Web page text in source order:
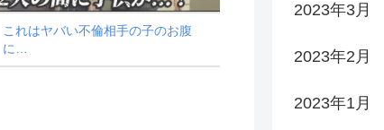
これはヤバい不倫相手の子のお腹
に…
2023年3月
2023年2月
2023年1月